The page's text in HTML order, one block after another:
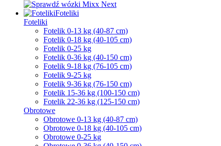
Foteliki
Foteliki
Fotelik 0-13 kg (40-87 cm)
Fotelik 0-18 kg (40-105 cm)
Fotelik 0-25 kg
Fotelik 0-36 kg (40-150 cm)
Fotelik 9-18 kg (76-105 cm)
Fotelik 9-25 kg
Fotelik 9-36 kg (76-150 cm)
Fotelik 15-36 kg (100-150 cm)
Fotelik 22-36 kg (125-150 cm)
Obrotowe
Obrotowe 0-13 kg (40-87 cm)
Obrotowe 0-18 kg (40-105 cm)
Obrotowe 0-25 kg